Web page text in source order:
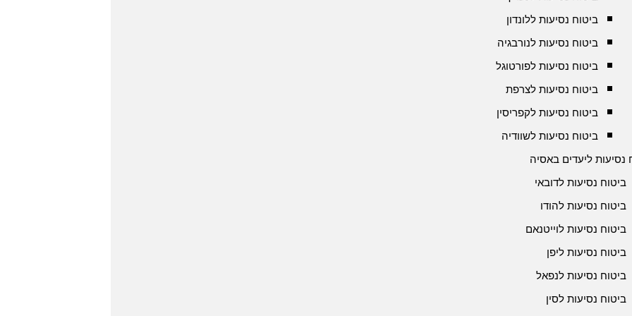
ביטוח נסיעות ללונדון
ביטוח נסיעות לנורבגיה
ביטוח נסיעות לפורטוגל
ביטוח נסיעות לצרפת
ביטוח נסיעות לקפריסין
ביטוח נסיעות לשוודיה
נסיעות ליעדים באסיה
ביטוח נסיעות לדובאי
ביטוח נסיעות להודו
ביטוח נסיעות לוייטנאם
ביטוח נסיעות ליפן
ביטוח נסיעות לנפאל
ביטוח נסיעות לסין